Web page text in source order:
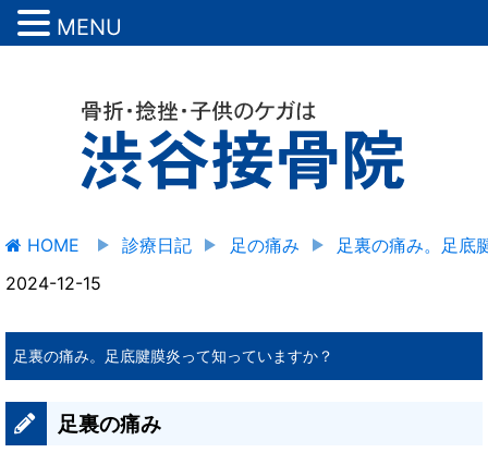
HOME 診療日記 足の痛み
足裏の痛み。足底
2024-12-15
足裏の痛み。足底腱膜炎って知っていますか？
足裏の痛み
MENU